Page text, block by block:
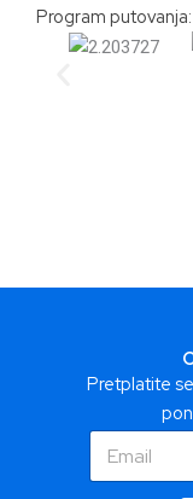
Program putovanja:
Pretplatite
E
a
E
a